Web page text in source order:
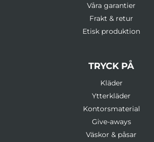
Våra garantier
Frakt & retur
Etisk produktion
TRYCK PÅ
Kläder
Ytterkläder
Kontorsmaterial
Give-aways
Väskor & påsar